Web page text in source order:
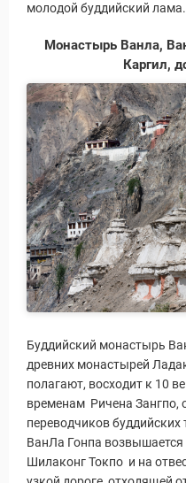
и Туры
молодой буддийский лама.
Монастырь Ванла,
Каргил,
Буддийский монастырь
древних монастырей
полагают, восходит к 10
временам Ричена Зангпо,
переводчиков буддийских
ВанЛа Гонпа возвышается
Шилаконг Токпо и на